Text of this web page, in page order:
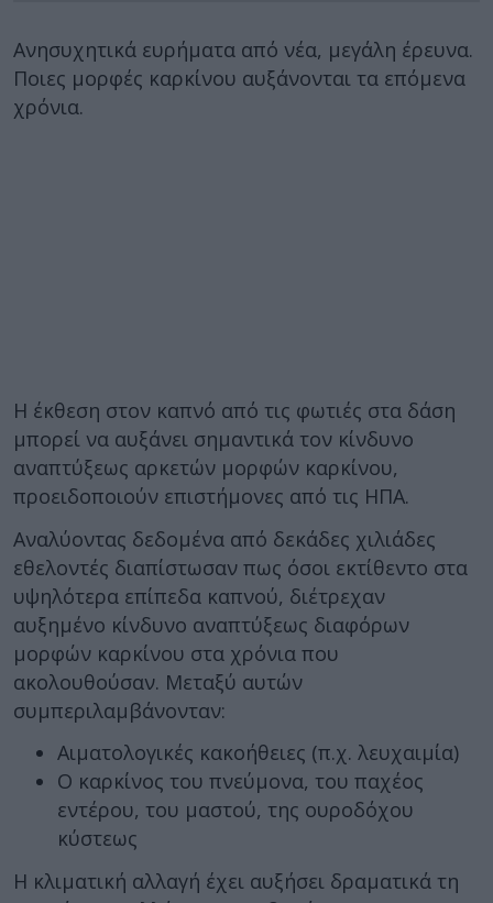
Ανησυχητικά ευρήματα από νέα, μεγάλη έρευνα.
Ποιες μορφές καρκίνου αυξάνονται τα επόμενα
χρόνια.
Η έκθεση στον καπνό από τις φωτιές στα δάση
μπορεί να αυξάνει σημαντικά τον κίνδυνο
αναπτύξεως αρκετών μορφών καρκίνου,
προειδοποιούν επιστήμονες από τις ΗΠΑ.
Αναλύοντας δεδομένα από δεκάδες χιλιάδες
εθελοντές διαπίστωσαν πως όσοι εκτίθεντο στα
υψηλότερα επίπεδα καπνού, διέτρεχαν
αυξημένο κίνδυνο αναπτύξεως διαφόρων
μορφών καρκίνου στα χρόνια που
ακολουθούσαν. Μεταξύ αυτών
συμπεριλαμβάνονταν:
Αιματολογικές κακοήθειες (π.χ. λευχαιμία)
Ο καρκίνος του πνεύμονα, του παχέος
εντέρου, του μαστού, της ουροδόχου
κύστεως
Η κλιματική αλλαγή έχει αυξήσει δραματικά τη